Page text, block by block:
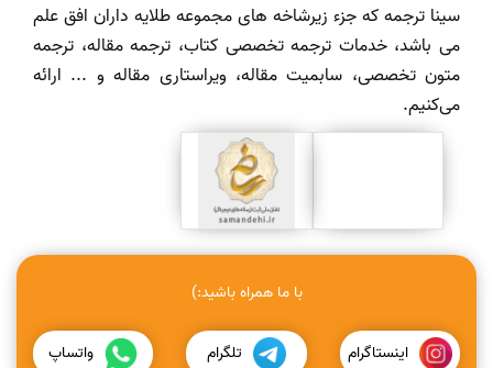
سینا ترجمه که جزء زیرشاخه های مجموعه طلایه داران افق علم
می باشد، خدمات ترجمه تخصصی کتاب، ترجمه مقاله، ترجمه
متون تخصصی، سابمیت مقاله، ویراستاری مقاله و ... ارائه
می‌کنیم.
با ما همراه باشید:)
اینستاگرام تلگرام واتساپ